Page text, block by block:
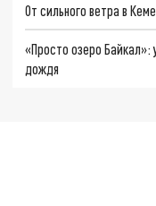
От сильного ветра в
«Просто озеро Байкал»:
дождя